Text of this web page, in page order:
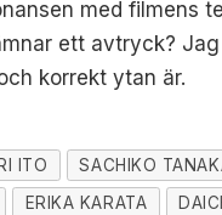
med filmens
ett avtryck?
korrekt ytan är.
ITO SACHIKO
ERIKA KARATA